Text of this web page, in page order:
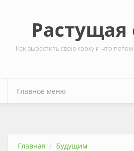
Растущая
Как вырастить свою кроху и что
Главная
Будущим